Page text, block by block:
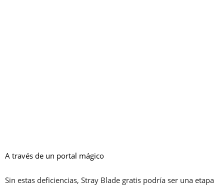
A través de un portal mágico
Sin estas deficiencias, Stray Blade gratis podría ser una etapa